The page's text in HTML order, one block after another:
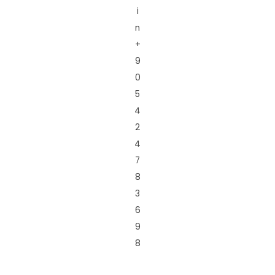
i
n
+
9
0
5
4
2
4
7
8
3
6
9
8